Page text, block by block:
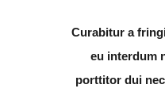
Curabitur a
eu interdum
porttitor dui